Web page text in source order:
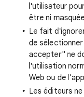
l'utilisateur
être ni
Le fait
de
accepter" ne
l'utilisation
Web ou de
Les éditeurs